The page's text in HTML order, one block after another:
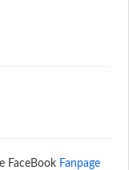
Fanpage